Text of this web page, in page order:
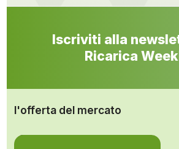
Iscriviti alla
Ricarica
l'offerta del mercato